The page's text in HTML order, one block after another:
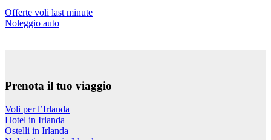
Offerte voli last minute
Noleggio auto
Prenota il tuo viaggio
Voli per l’Irlanda
Hotel in Irlanda
Ostelli in Irlanda